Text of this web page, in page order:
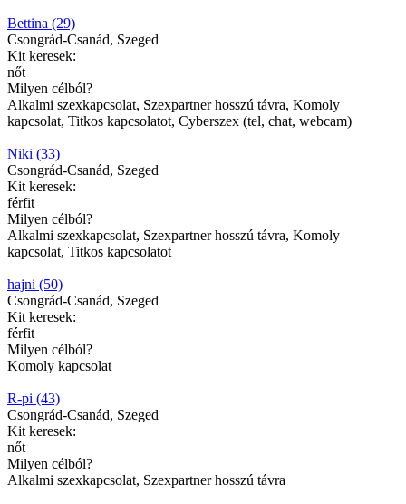
Bettina (29)
Csongrád-Csanád, Szeged
Kit keresek:
nőt
Milyen célból?
Alkalmi szexkapcsolat, Szexpartner hosszú távra, Komoly
kapcsolat, Titkos kapcsolatot, Cyberszex (tel, chat, webcam)
Niki (33)
Csongrád-Csanád, Szeged
Kit keresek:
férfit
Milyen célból?
Alkalmi szexkapcsolat, Szexpartner hosszú távra, Komoly
kapcsolat, Titkos kapcsolatot
hajni (50)
Csongrád-Csanád, Szeged
Kit keresek:
férfit
Milyen célból?
Komoly kapcsolat
R-pi (43)
Csongrád-Csanád, Szeged
Kit keresek:
nőt
Milyen célból?
Alkalmi szexkapcsolat, Szexpartner hosszú távra